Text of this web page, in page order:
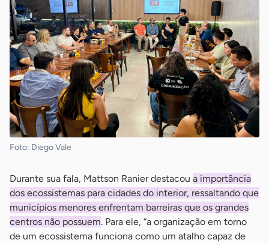
Foto: Diego Vale
Durante sua fala, Mattson Ranier destacou a importância
dos ecossistemas para cidades do interior, ressaltando que
municípios menores enfrentam barreiras que os grandes
centros não possuem. Para ele, “a organização em torno
de um ecossistema funciona como um atalho capaz de